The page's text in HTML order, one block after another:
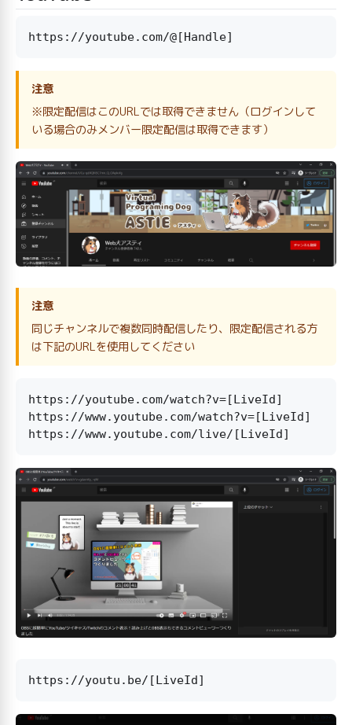
注意
※限定配信はこのURLでは取得できません（ログインして
いる場合のみメンバー限定配信は取得できます）
注意
同じチャンネルで複数同時配信したり、限定配信される方
は下記のURLを使用してください
https://youtube.com/watch?v=[LiveId]
https://www.youtube.com/watch?v=[LiveId]